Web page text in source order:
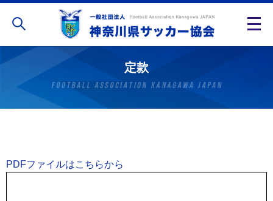
定款
PDFファイルはこちらから